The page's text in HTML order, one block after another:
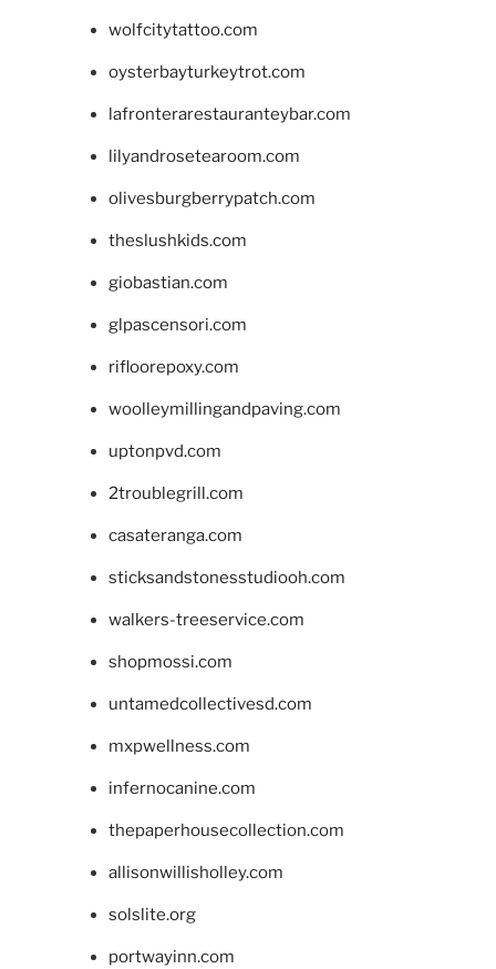
wolfcitytattoo.com
oysterbayturkeytrot.com
lafronterarestauranteybar.com
lilyandrosetearoom.com
olivesburgberrypatch.com
theslushkids.com
giobastian.com
glpascensori.com
rifloorepoxy.com
woolleymillingandpaving.com
uptonpvd.com
2troublegrill.com
casateranga.com
sticksandstonesstudiooh.com
walkers-treeservice.com
shopmossi.com
untamedcollectivesd.com
mxpwellness.com
infernocanine.com
thepaperhousecollection.com
allisonwillisholley.com
solslite.org
portwayinn.com